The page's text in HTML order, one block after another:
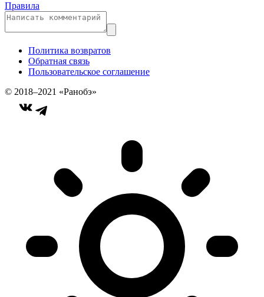
Правила
Политика возвратов
Обратная связь
Пользовательское соглашение
© 2018–2021 «Ранобэ»